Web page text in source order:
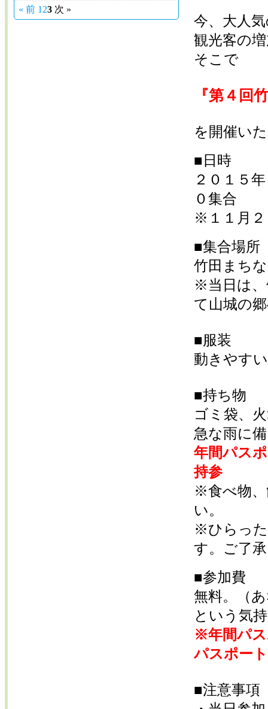
« 前 1 23 次 »
今、大人
観光客の
そこで
『第４回
を開催い
■日時
２０１５
０集合
※１１月２
■集合場所
竹田まち
※当日は、
て山城の
■服装
動きやす
■持ち物
ゴミ袋、
急な雨に
年間パス
持参
※食べ物、
い。
※ひらっ
す。ご了
■参加費
無料。（
という気
※年間パス
パスポー
■注意事項